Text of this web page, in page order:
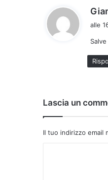
alle
Lascia un
Il tuo indirizzo email